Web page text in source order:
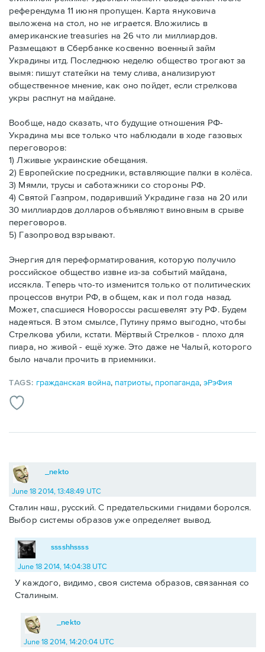
референдума 11 июня пропущен. Карта януковича
выложена на стол, но не играется. Вложились в
американские treasuries на 26 что ли миллиардов.
Размещают в Сбербанке косвенно военный займ
Украдины итд. Последнюю неделю общество трогают за
вымя: пишут статейки на тему слива, анализируют
общественное мнение, как оно пойдет, если стрелкова
укры распнут на майдане.
Вообще, надо сказать, что будущие отношения РФ-
Украдина мы все только что наблюдали в ходе газовых
переговоров:
1) Лживые украинские обещания.
2) Европейские посредники, вставляющие палки в колёса.
3) Мямли, трусы и саботажники со стороны РФ.
4) Святой Газпром, подаривший Украдине газа на 20 или
30 миллиардов долларов объявляют виновным в срыве
переговоров.
5) Газопровод взрывают.
Энергия для переформатирования, которую получило
российское общество извне из-за событий майдана,
иссякла. Теперь что-то изменится только от политических
процессов внутри РФ, в общем, как и пол года назад.
Может, спасшиеся Новороссы расшевелят эту РФ. Будем
надеяться. В этом смылсе, Путину прямо выгодно, чтобы
Стрелкова убили, кстати. Мёртвый Стрелков - плохо для
пиара, но живой - ещё хуже. Это даже не Чалый, которого
было начали прочить в приемники.
TAGS: гражданская война, патриоты, пропаганда,эРэФия
_nekto
June 18 2014, 13:48:49 UTC
Сталин наш, русский. С предательскими гнидами боролся.
Выбор системы образов уже определяет вывод.
sssshhssss
June 18 2014, 14:04:38 UTC
У каждого, видимо, своя система образов, связанная со
Сталиным.
_nekto
June 18 2014, 14:20:04 UTC